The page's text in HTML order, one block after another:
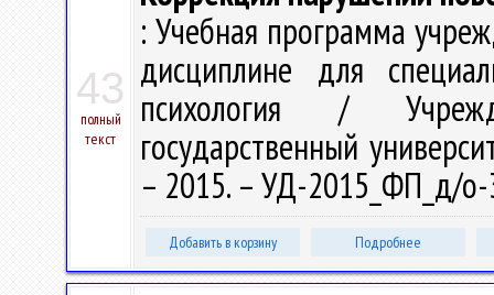
43
полный
текст
: Учебная программа
дисциплине для
психология /
государственный
– 2015. – УД-2015_ФП_д/
Добавить в корзину Подробнее